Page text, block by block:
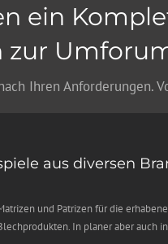
ein
zur
Ihren Anforderungen.
aus diversen
und Patrizen für die
In planer aber auch